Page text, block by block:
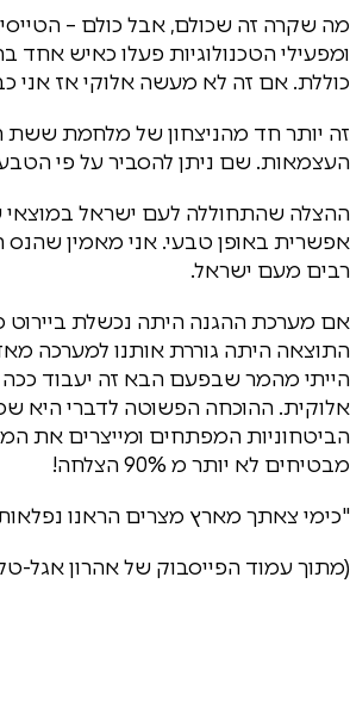
מה שקרה זה שכולם, אבל כולם –
ומפעילי הטכנולוגיות פעלו כאיש
כוללת. אם זה לא מעשה אלוקי אז אני
זה יותר חד מהניצחון של מלחמת ששת
העצמאות. שם ניתן להסביר על פי
ההצלה שהתחוללה לעם ישראל
אפשרית באופן טבעי. אני מאמין שהנס
רבים מעם ישראל.
אם מערכת ההגנה היתה נכשלת ביירוט
התוצאה היתה גוררת אותנו למערכה
הייתי מהמר שבפעם הבא זה יעבוד
אלוקית. ההוכחה הפשוטה לדברי היא
הביטחוניות המפתחים ומייצרים את
מבטיחים לא יותר מ 90% הצלחה!
"כימי צאתך מארץ מצרים הראנו
(מתוך עמוד הפייסבוק של אהרון אגל-